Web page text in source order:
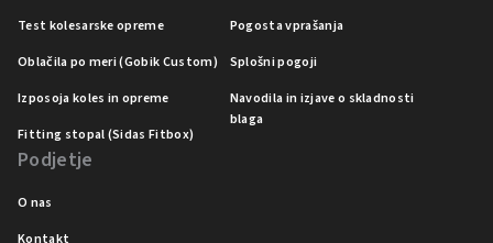
Test kolesarske opreme
Oblačila po meri (Gobik Custom)
Izposoja koles in opreme
Fitting stopal (Sidas Fitbox)
Pogosta vprašanja
Splošni pogoji
Navodila in izjave o skladnosti
blaga
Podjetje
O nas
Kontakt